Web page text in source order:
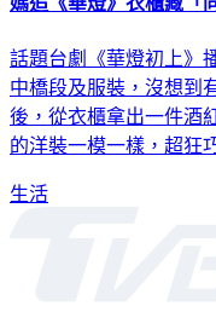
話題台劇《華燈初上》
中橋段及服裝，沒想到
後，從衣櫃拿出一件酒
的洋裝一模一樣，超狂
生活